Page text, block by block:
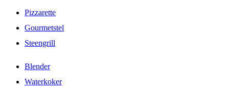
Pizzarette
Gourmetstel
Steengrill
Blender
Waterkoker